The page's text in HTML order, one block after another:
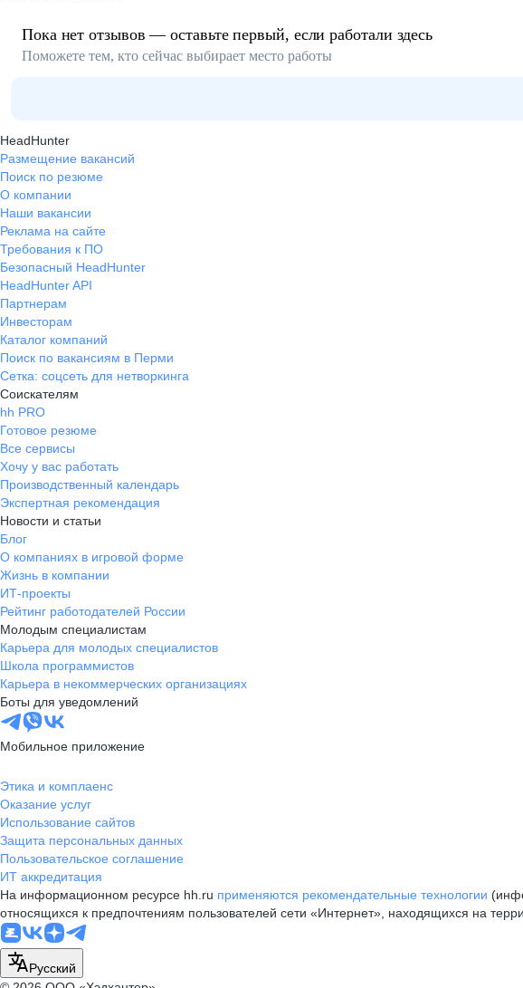
Пока нет отзывов — оставьте первый, если работали здесь
Поможете тем, кто сейчас выбирает место работы
HeadHunter
Размещение вакансий
Поиск по резюме
О компании
Наши вакансии
Реклама на сайте
Требования к ПО
Безопасный HeadHunter
HeadHunter API
Партнерам
Инвесторам
Каталог компаний
Поиск по вакансиям в Перми
Сетка: соцсеть для нетворкинга
Соискателям
hh PRO
Готовое резюме
Все сервисы
Хочу у вас работать
Производственный календарь
Экспертная рекомендация
Новости и статьи
Блог
О компаниях в игровой форме
Жизнь в компании
ИТ-проекты
Рейтинг работодателей России
Молодым специалистам
Карьера для молодых специалистов
Школа программистов
Карьера в некоммерческих организациях
Боты для уведомлений
Мобильное приложение
Этика и комплаенс
Оказание услуг
Использование сайтов
Защита персональных данных
Пользовательское соглашение
ИТ аккредитация
На информационном ресурсе hh.ru применяются рекомендательные технологии
относящихся к предпочтениям пользователей сети «Интернет», находящихся на
Русский